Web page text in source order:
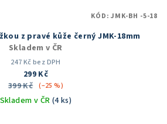
z pravé kůže černý JMK-18mm
Skladem v ČR
247 Kč bez DPH
299 Kč
399 Kč (–25 %)
Skladem v ČR (4 ks)
KÓD:JMK-BH -5-18